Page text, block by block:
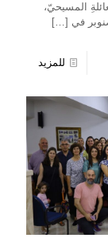
الأول 2024، بيتَ العائلةِ المسيحيّ،
في […]
للمزيد